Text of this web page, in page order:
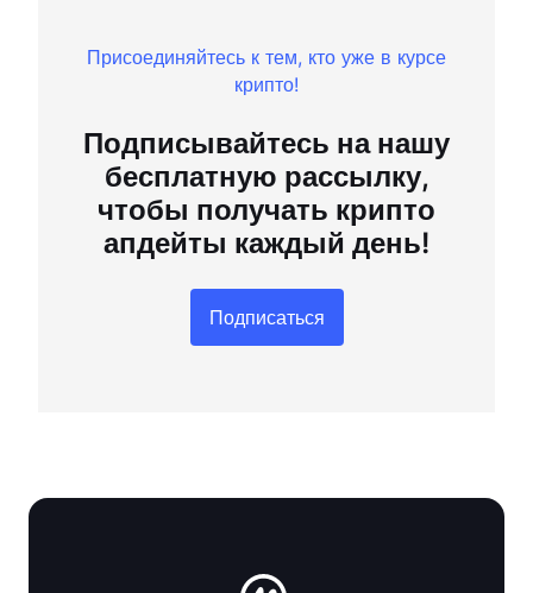
Присоединяйтесь к тем, кто уже в курсе
крипто!
Подписывайтесь на нашу
бесплатную рассылку,
чтобы получать крипто
апдейты каждый день!
Подписаться